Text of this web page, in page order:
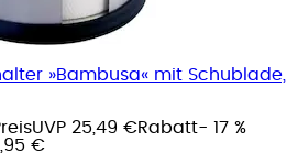
»Bambusa« mit Schublade,
UVP 25,49 €Rabatt- 17 %
€